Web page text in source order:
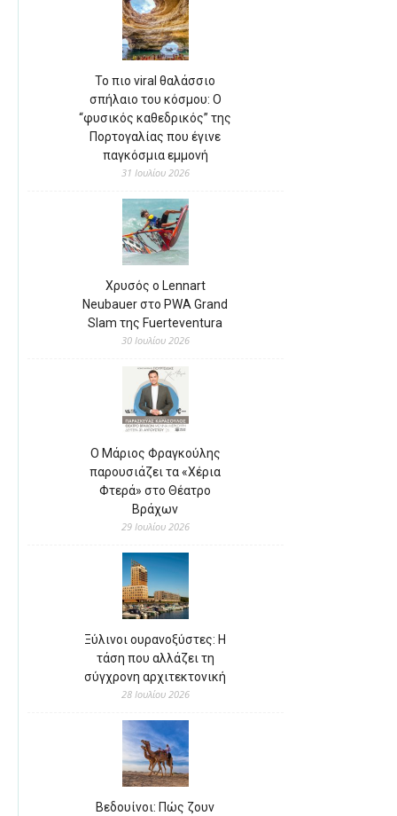
Το πιο viral θαλάσσιο
σπήλαιο του κόσμου: Ο
“φυσικός καθεδρικός” της
Πορτογαλίας που έγινε
παγκόσμια εμμονή
31 Ιουλίου 2026
Χρυσός ο Lennart
Neubauer στο PWA Grand
Slam της Fuerteventura
30 Ιουλίου 2026
Ο Μάριος Φραγκούλης
παρουσιάζει τα «Χέρια
Φτερά» στο Θέατρο
Βράχων
29 Ιουλίου 2026
Ξύλινοι ουρανοξύστες: Η
τάση που αλλάζει τη
σύγχρονη αρχιτεκτονική
28 Ιουλίου 2026
Βεδουίνοι: Πώς ζουν